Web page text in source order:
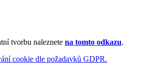
tvorbu naleznete na tomto odkazu.
cookie dle požadavků GDPR.